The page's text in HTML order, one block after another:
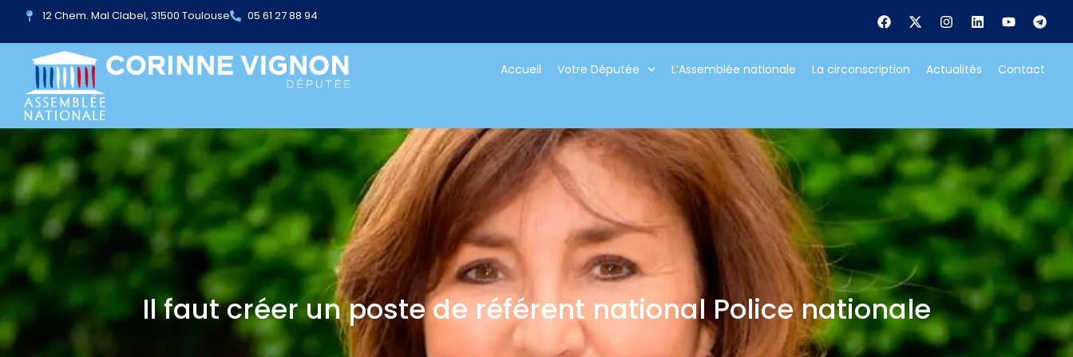
12 Chem. Mal Clabel, 31500 Toulouse 05 61 27 88 94
Accueil Votre Députée L’Assemblée nationale La circonscription Actualités Contact
Il faut créer un poste de référent national Police nationale